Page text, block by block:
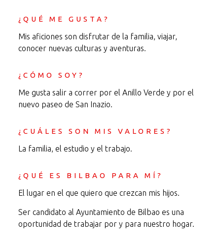
¿QUÉ ME GUSTA?
Mis aficiones son disfrutar de la familia, viajar,
conocer nuevas culturas y aventuras.
¿CÓMO SOY?
Me gusta salir a correr por el Anillo Verde y por el
nuevo paseo de San Inazio.
¿CUÁLES SON MIS VALORES?
La familia, el estudio y el trabajo.
¿QUÉ ES BILBAO PARA MÍ?
El lugar en el que quiero que crezcan mis hijos.
Ser candidato al Ayuntamiento de Bilbao es una
oportunidad de trabajar por y para nuestro hogar.